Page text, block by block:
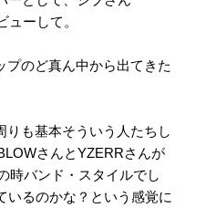
ューして。
のど真ん中から出てきた
も基本そういう人たちし
さんとYZERRさんが
時バンド・スタイルでし
いるのかな？という感覚に